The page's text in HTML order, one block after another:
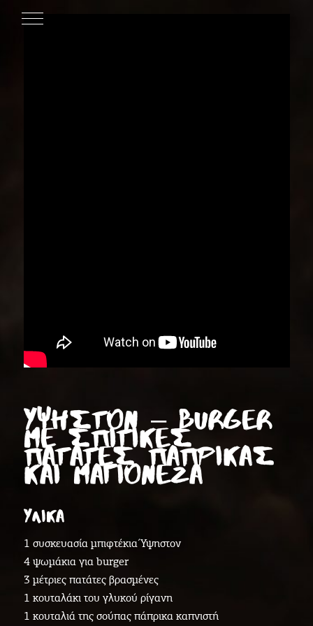
ΥΨΗΣΤΟΝ – BURGER
ΜΕ ΣΠΙΤΙΚΈΣ
ΠΑΤΆΤΕΣ ΠΆΠΡΙΚΑΣ
ΚΑΙ ΜΑΓΙΟΝΈΖΑ
ΥΛΙΚΑ
1 συσκευασία μπιφτέκια Ύψηστον
4 ψωμάκια για burger
3 μέτριες πατάτες βρασμένες
1 κουταλάκι του γλυκού ρίγανη
1 κουταλιά της σούπας πάπρικα καπνιστή